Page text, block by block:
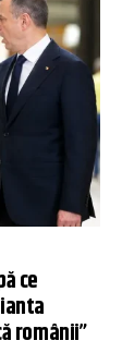
ce
românii”